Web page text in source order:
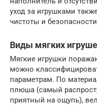
уход за игрушками
чистоты и
Виды мягких
Мягкие игрушки
можно
параметрам. По
плюша (самый
приятный на ощупь),